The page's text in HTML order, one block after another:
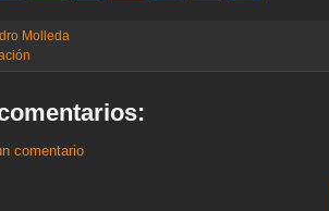
t
e
r
s
p
a
e
I
Molleda
comentario